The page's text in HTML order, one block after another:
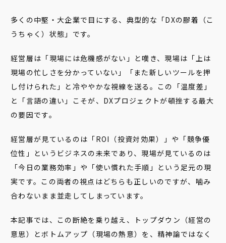
多くの中堅・大企業で目にする、典型的な「DXの膠着（こ
うちゃく）状態」です。
経営層は「現場には危機感がない」と嘆き、現場は「上は
現場の忙しさを分かっていない」「また新しいツールを押
し付けられた」と冷ややかな視線を送る。この「温度差」
と「言語の違い」こそが、DXプロジェクトが頓挫する最大
の要因です。
経営層が見ているのは「ROI（投資対効果）」や「競争優
位性」というビジネスの未来であり、現場が見ているのは
「今日の業務効率」や「使い慣れた手順」という足元の現
実です。この両者の視点はどちらも正しいのですが、噛み
合わないまま並走してしまっています。
本記事では、この断絶を乗り越え、トップダウン（経営の
意思）とボトムアップ（現場の熱意）を、精神論ではなく